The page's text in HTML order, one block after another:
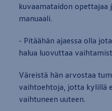
kuvaamataidon
manuaali.
- Pitäähän ajaessa olla
halua luovuttaa
Väreistä hän arvostaa
vaihtoehtoja, jotta kylillä
vaihtuneen uuteen.